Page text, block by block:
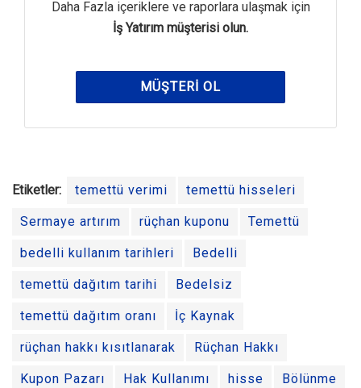
Daha Fazla içeriklere ve raporlara ulaşmak için
İş Yatırım müşterisi olun.
MÜŞTERI OL
Etiketler: temettü verimi temettü hisseleri
Sermaye artırım rüçhan kuponu Temettü
bedelli kullanım tarihleri Bedelli
temettü dağıtım tarihi Bedelsiz
temettü dağıtım oranı İç Kaynak
rüçhan hakkı kısıtlanarak Rüçhan Hakkı
Kupon Pazarı Hak Kullanımı hisse Bölünme